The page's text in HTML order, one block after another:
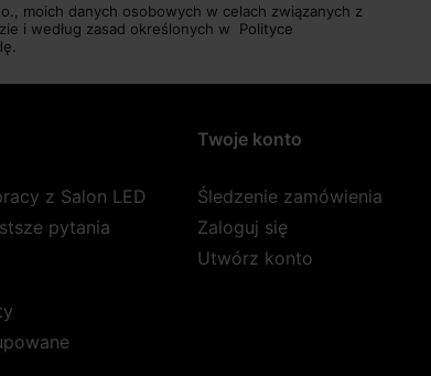
moich danych osobowych w celach związanych z
i według zasad określonych w Polityce
z Salon LED
pytania
Twoje konto
Śledzenie zamówienia
Zaloguj się
Utwórz konto